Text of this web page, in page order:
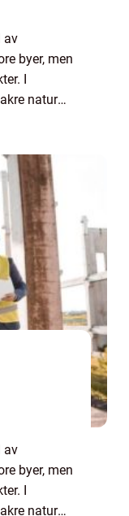
av
byer, men
I
natur
av
byer, men
I
natur